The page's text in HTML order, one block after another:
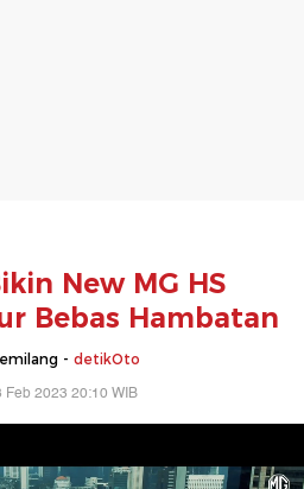
New MG HS
Bebas Hambatan
- detikOto
Feb 2023 20:10 WIB